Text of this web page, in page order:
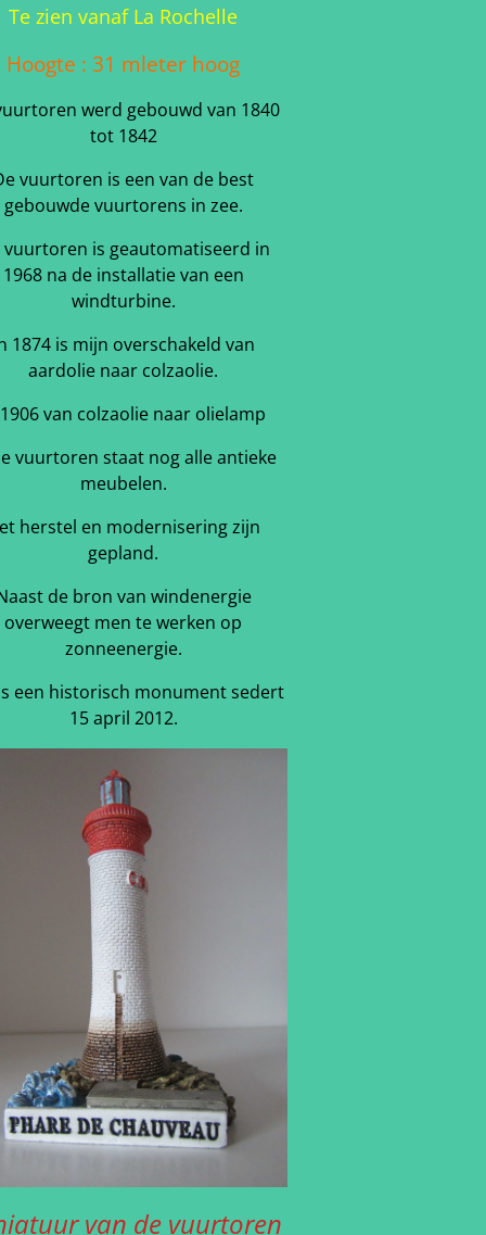
Te zien vanaf La Rochelle
Hoogte : 31 mleter hoog
werd gebouwd van 1840
tot 1842
vuurtoren is een van de best
gebouwde vuurtorens in zee.
vuurtoren is geautomatiseerd in
1968 na de installatie van een
windturbine.
1874 is mijn overschakeld van
aardolie naar colzaolie.
van colzaolie naar olielamp
vuurtoren staat nog alle antieke
meubelen.
herstel en modernisering zijn
gepland.
de bron van windenergie
overweegt men te werken op
zonneenergie.
een historisch monument sedert
15 april 2012.
van de vuurtoren